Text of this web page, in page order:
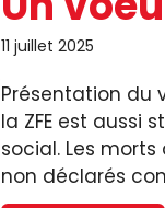
11 juillet 2025
Présentation du
la ZFE est aussi
social. Les
non déclarés